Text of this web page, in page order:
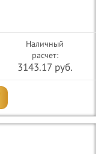
Наличный
расчет:
3143.17 руб.